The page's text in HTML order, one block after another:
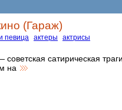
(Гараж)
певица актеры актрисы
советская сатирическая
на